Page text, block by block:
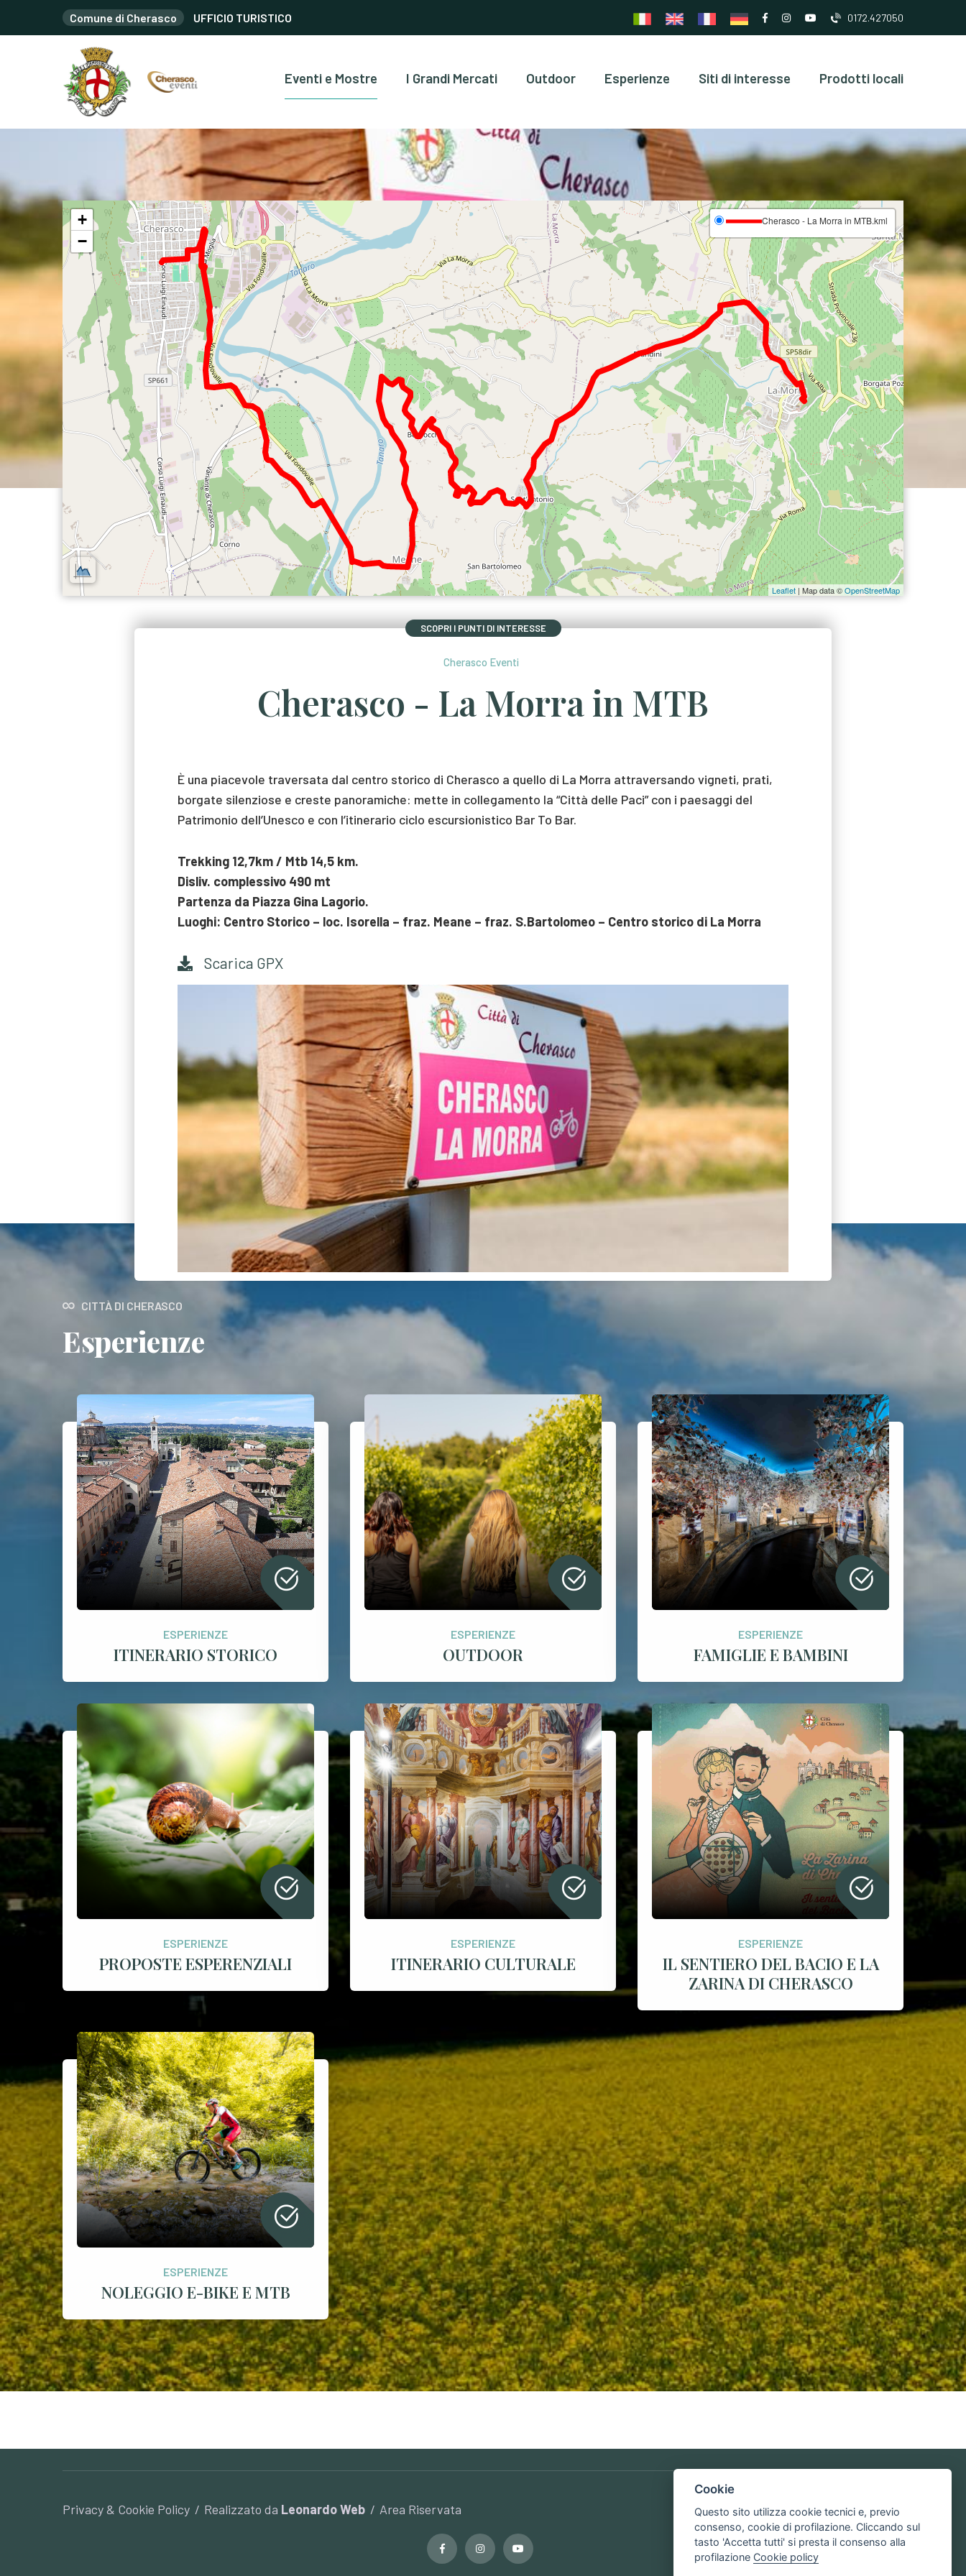
Comune di Cherasco UFFICIO TURISTICO 0172.427050
Eventi e Mostre I Grandi Mercati Outdoor Esperienze Siti di interesse Prodotti locali
+
−
Cherasco - La Morra in MTB.kml
Leaflet | Map data ©OpenStreetMap
SCOPRI I PUNTI DI INTERESSE
Cherasco Eventi
Cherasco - La Morra in MTB
È una piacevole traversata dal centro storico di Cherasco a quello di La Morra attraversando vigneti, prati,
borgate silenziose e creste panoramiche: mette in collegamento la “Città delle Paci” con i paesaggi del
Patrimonio dell’Unesco e con l’itinerario ciclo escursionistico Bar To Bar.
Trekking 12,7km / Mtb 14,5 km.
Disliv. complessivo 490 mt
Partenza da Piazza Gina Lagorio.
Luoghi: Centro Storico – loc. Isorella – fraz. Meane – fraz. S.Bartolomeo – Centro storico di La Morra
Scarica GPX
CITTÀ DI CHERASCO
Esperienze
ESPERIENZE
ITINERARIO STORICO
ESPERIENZE
OUTDOOR
ESPERIENZE
FAMIGLIE E BAMBINI
ESPERIENZE
PROPOSTE ESPERENZIALI
ESPERIENZE
ITINERARIO CULTURALE
ESPERIENZE
IL SENTIERO DEL BACIO E LA
ZARINA DI CHERASCO
ESPERIENZE
NOLEGGIO E-BIKE E MTB
Privacy & Cookie Policy Realizzato da Leonardo Web Area Riservata Torna alla Home
Cookie
Questo sito utilizza cookie tecnici e, previo
consenso, cookie di profilazione. Cliccando sul
tasto 'Accetta tutti' si presta il consenso alla
profilazione Cookie policy